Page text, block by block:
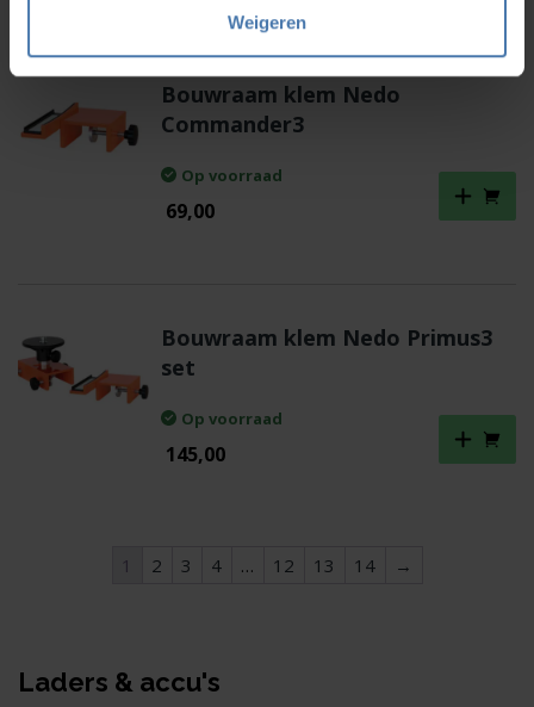
Weigeren
Bouwraam klem Nedo
Commander3
Op voorraad
69,00
Bouwraam klem Nedo Primus3
set
Op voorraad
145,00
1 2 3 4 … 12 13 14 →
Laders & accu's